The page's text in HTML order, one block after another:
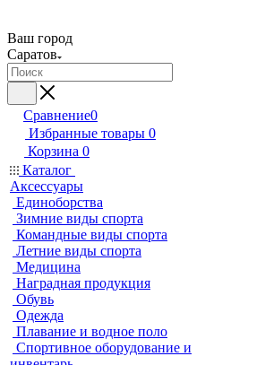
Ваш город
Саратов
Сравнение0
Избранные товары 0
Корзина 0
Каталог
Аксессуары
Единоборства
Зимние виды спорта
Командные виды спорта
Летние виды спорта
Медицина
Наградная продукция
Обувь
Одежда
Плавание и водное поло
Спортивное оборудование и